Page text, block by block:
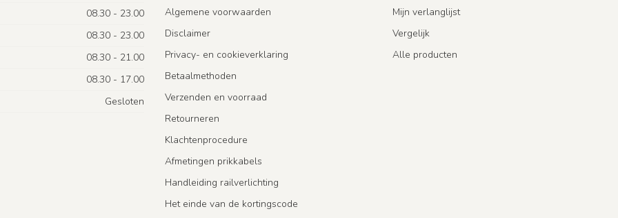
08.30 - 23.00
08.30 - 23.00
08.30 - 21.00
08.30 - 17.00
Gesloten
Algemene voorwaarden
Disclaimer
Privacy- en cookieverklaring
Betaalmethoden
Verzenden en voorraad
Retourneren
Klachtenprocedure
Afmetingen prikkabels
Handleiding railverlichting
Het einde van de kortingscode
Mijn verlanglijst
Vergelijk
Alle producten